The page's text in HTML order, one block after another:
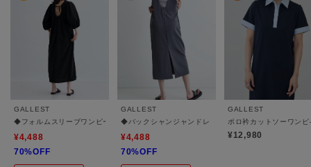
GALLEST
◆フォルムスリーブワンピース
¥4,488
70%OFF
GALLEST
◆バックシャンジャンドレ
¥4,488
70%OFF
GALLEST
ポロ衿カットソーワン
¥12,980